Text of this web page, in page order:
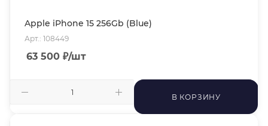
Apple iPhone 15 256Gb (Blue)
Арт.: 108449
63 500 ₽/шт
В КОРЗИНУ